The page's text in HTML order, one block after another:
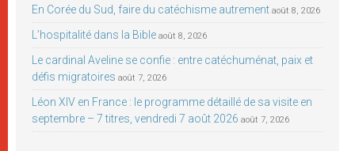
En Corée du Sud, faire du catéchisme autrement août 8, 2026
L’hospitalité dans la Bible août 8, 2026
Le cardinal Aveline se confie : entre catéchuménat, paix et
défis migratoires août 7, 2026
Léon XIV en France : le programme détaillé de sa visite en
septembre – 7 titres, vendredi 7 août 2026 août 7, 2026